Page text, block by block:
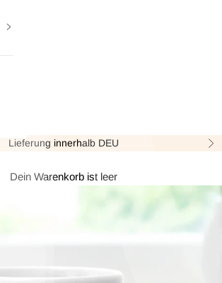
Lieferung innerhalb DEU Vor
Dein Warenkorb ist leer